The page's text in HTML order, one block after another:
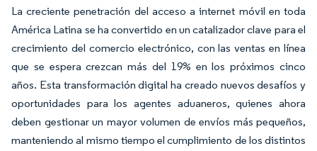
La creciente penetración del acceso a internet móvil en toda
América Latina se ha convertido en un catalizador clave para el
crecimiento del comercio electrónico, con las ventas en línea
que se espera crezcan más del 19% en los próximos cinco
años. Esta transformación digital ha creado nuevos desafíos y
oportunidades para los agentes aduaneros, quienes ahora
deben gestionar un mayor volumen de envíos más pequeños,
manteniendo al mismo tiempo el cumplimiento de los distintos